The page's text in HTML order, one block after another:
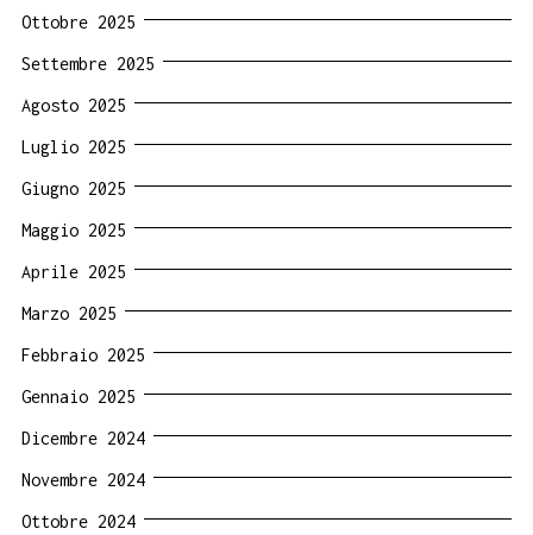
Ottobre 2025
Settembre 2025
Agosto 2025
Luglio 2025
Giugno 2025
Maggio 2025
Aprile 2025
Marzo 2025
Febbraio 2025
Gennaio 2025
Dicembre 2024
Novembre 2024
Ottobre 2024